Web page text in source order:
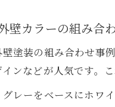
壁カラーの組み合
壁塗装の組み合わせ事
インなどが人気です。
レーをベースにホワ